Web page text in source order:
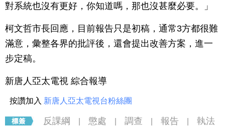
對系統也沒有更好，你知道嗎，那也沒甚麼必要。」
柯文哲市長回應，目前報告只是初稿，通常3方都很難
滿意，彙整各界的批評後，還會提出改善方案，進一
步定稿。
新唐人亞太電視 綜合報導
按讚加入 新唐人亞太電視台粉絲團
反課綱 懲處 調查 報告
執法